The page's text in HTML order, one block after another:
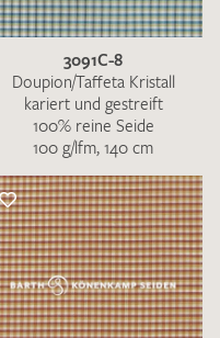
3091C-8
Doupion/Taffeta Kristall
kariert und gestreift
100% reine Seide
100 g/lfm, 140 cm